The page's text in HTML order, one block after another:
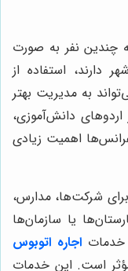
چندین نفر به صورت
استفاده از
به مدیریت بهتر
دانش‌آموزی،
اهمیت زیادی
برای شرکت‌ها، مدارس،
یا سازمان‌ها
خدماتاجاره اتوبوس
است. این خدمات